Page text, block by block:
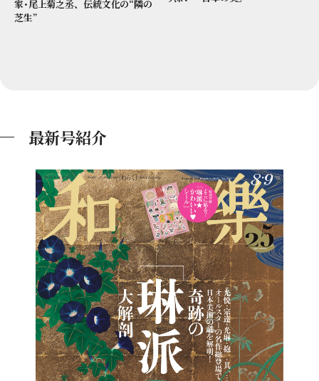
家･尾上菊之丞、伝統文化の“隣の
芝生”
最新号紹介